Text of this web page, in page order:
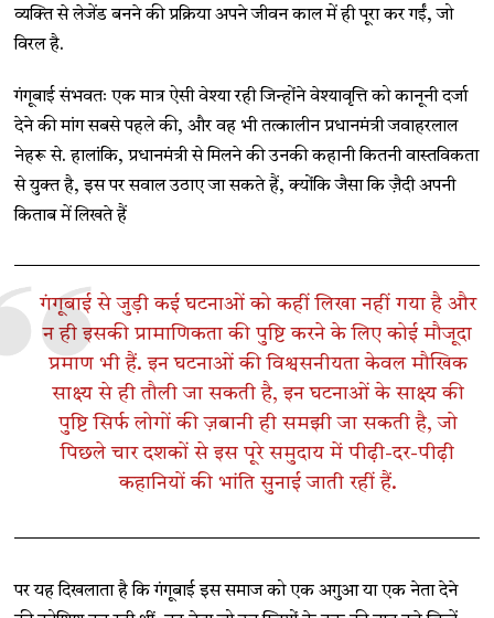
व्यक्ति से लेजेंड बनने की प्रक्रिया अपने जीवन काल में ही पूरा कर गईं, जो
विरल है.
गंगूबाई संभवतः एक मात्र ऐसी वेश्या रही जिन्होंने वेश्यावृत्ति को कानूनी दर्जा
देने की मांग सबसे पहले की, और वह भी तत्कालीन प्रधानमंत्री जवाहरलाल
नेहरू से. हालांकि, प्रधानमंत्री से मिलने की उनकी कहानी कितनी वास्तविकता
से युक्त है, इस पर सवाल उठाए जा सकते हैं, क्योंकि जैसा कि ज़ैदी अपनी
किताब में लिखते हैं
गंगूबाई से जुड़ी कई घटनाओं को कहीं लिखा नहीं गया है और
न ही इसकी प्रामाणिकता की पुष्टि करने के लिए कोई मौजूदा
प्रमाण भी हैं. इन घटनाओं की विश्वसनीयता केवल मौखिक
साक्ष्य से ही तौली जा सकती है, इन घटनाओं के साक्ष्य की
पुष्टि सिर्फ लोगों की ज़बानी ही समझी जा सकती है, जो
पिछले चार दशकों से इस पूरे समुदाय में पीढ़ी-दर-पीढ़ी
कहानियों की भांति सुनाई जाती रहीं हैं.
पर यह दिखलाता है कि गंगूबाई इस समाज को एक अगुआ या एक नेता देने